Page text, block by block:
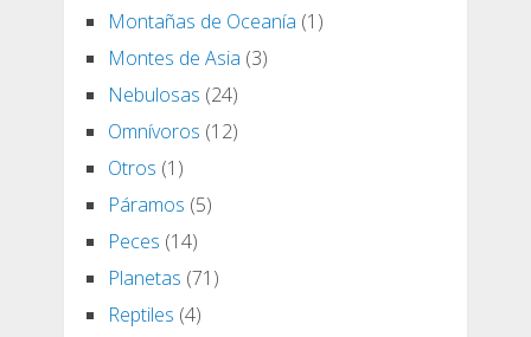
Montañas de Oceanía (1)
Montes de Asia (3)
Nebulosas (24)
Omnívoros (12)
Otros (1)
Páramos (5)
Peces (14)
Planetas (71)
Reptiles (4)